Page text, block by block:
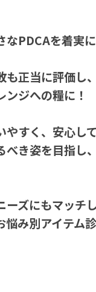
なPDCAを着実
も正当に評価し
ンジへの糧に！
やすく、安心し
べき姿を目指し
ーズにもマッチ
悩み別アイテム